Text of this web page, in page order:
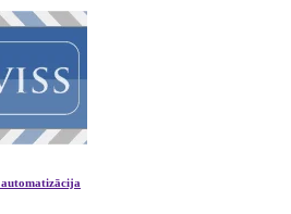
automatizācija